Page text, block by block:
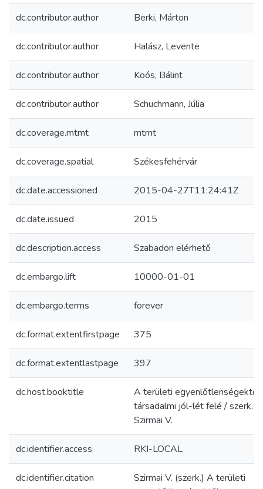
dc.contributor.author Berki, Márton
dc.contributor.author Halász, Levente
dc.contributor.author Koós, Bálint
dc.contributor.author Schuchmann, Júlia
dc.coverage.mtmt mtmt
dc.coverage.spatial Székesfehérvár
dc.date.accessioned 2015-04-27T11:24:41Z
dc.date.issued 2015
dc.description.access Szabadon elérhető
dc.embargo.lift 10000-01-01
dc.embargo.terms forever
dc.format.extentfirstpage 375
dc.format.extentlastpage 397
dc.host.booktitle
A területi egyenlőtlenségektől
társadalmi jól-lét felé / szerk.
Szirmai V.
dc.identifier.access RKI-LOCAL
dc.identifier.citation
Szirmai V. (szerk.) A területi